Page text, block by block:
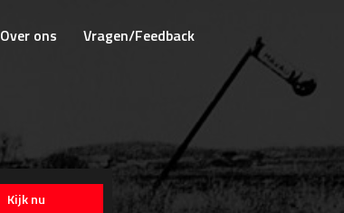
Over ons Vragen/Feedback
Kijk nu